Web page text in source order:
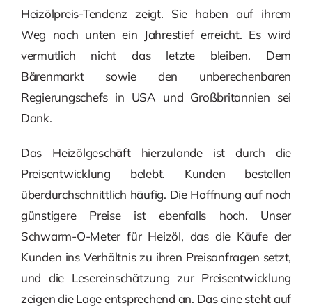
Heizölpreis-Tendenz zeigt. Sie haben auf ihrem
Weg nach unten ein Jahrestief erreicht. Es wird
vermutlich nicht das letzte bleiben. Dem
Bärenmarkt sowie den unberechenbaren
Regierungschefs in USA und Großbritannien sei
Dank.
Das Heizölgeschäft hierzulande ist durch die
Preisentwicklung belebt. Kunden bestellen
überdurchschnittlich häufig. Die Hoffnung auf noch
günstigere Preise ist ebenfalls hoch. Unser
Schwarm-O-Meter für Heizöl, das die Käufe der
Kunden ins Verhältnis zu ihren Preisanfragen setzt,
und die Lesereinschätzung zur Preisentwicklung
zeigen die Lage entsprechend an. Das eine steht auf